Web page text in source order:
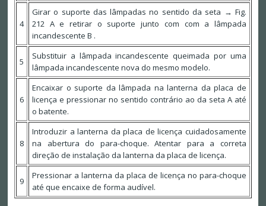
4
Girar o suporte das lâmpadas no sentido da seta → Fig.
212 A e retirar o suporte junto com com a lâmpada
incandescente B .
5
Substituir a lâmpada incandescente queimada por uma
lâmpada incandescente nova do mesmo modelo.
6
Encaixar o suporte da lâmpada na lanterna da placa de
licença e pressionar no sentido contrário ao da seta A até
o batente.
8
Introduzir a lanterna da placa de licença cuidadosamente
na abertura do para-choque. Atentar para a correta
direção de instalação da lanterna da placa de licença.
9
Pressionar a lanterna da placa de licença no para-choque
até que encaixe de forma audível.